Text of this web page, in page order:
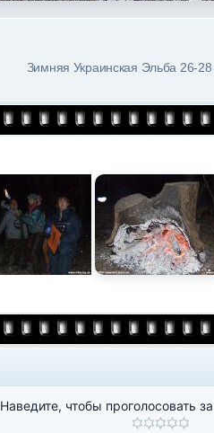
Зимняя Украинская Эльба 26-28
Наведите, чтобы проголосовать